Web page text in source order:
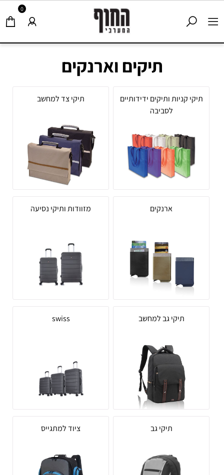
0
תיקים וארנקים
תיקי קניות ותיקים ידידותיים
לסביבה
תיקי צד למחשב
ארנקים מזוודות ותיקי נסיעה
תיקי גב למחשב swiss
תיקי גב ציוד למתגייס